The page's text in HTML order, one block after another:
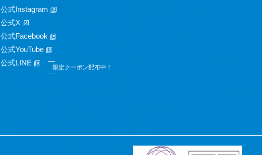
公式Instagram
公式X
公式Facebook
公式YouTube
公式LINE
限定クーポン配布中！